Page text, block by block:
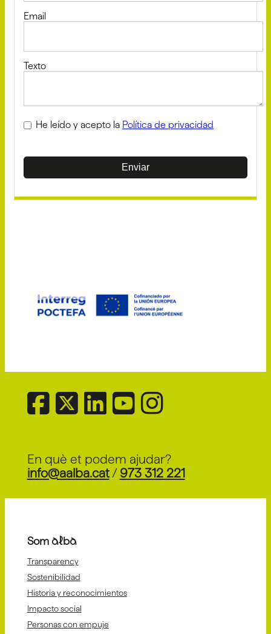
Email
Texto
He leído y acepto la Política de privacidad
Enviar
En què et podem ajudar?
info@aalba.cat/ 973 312 221
Som alba
Transparency
Sostenibilidad
Historia y reconocimientos
Impacto social
Personas con empuje